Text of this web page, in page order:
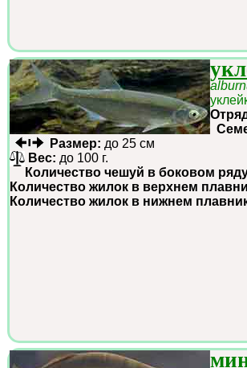
Размер: до 25 см
Вес: до 100 г.
Количество чешуй в боковом
Количество жилок в верхнем
Количество жилок в нижнем